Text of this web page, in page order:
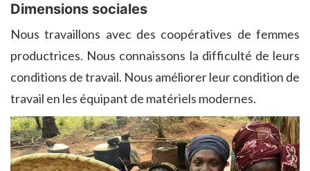
Dimensions sociales
Nous travaillons avec des coopératives de femmes
productrices. Nous connaissons la difficulté de leurs
conditions de travail. Nous améliorer leur condition de
travail en les équipant de matériels modernes.